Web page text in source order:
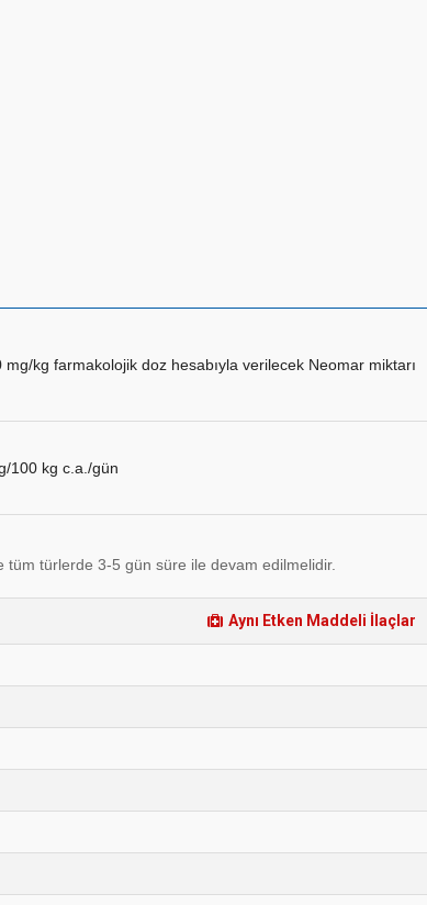
mg/kg farmakolojik doz hesabıyla verilecek Neomar miktarı
100 kg c.a./gün
tüm türlerde 3-5 gün süre ile devam edilmelidir.
Aynı Etken Maddeli İlaçlar